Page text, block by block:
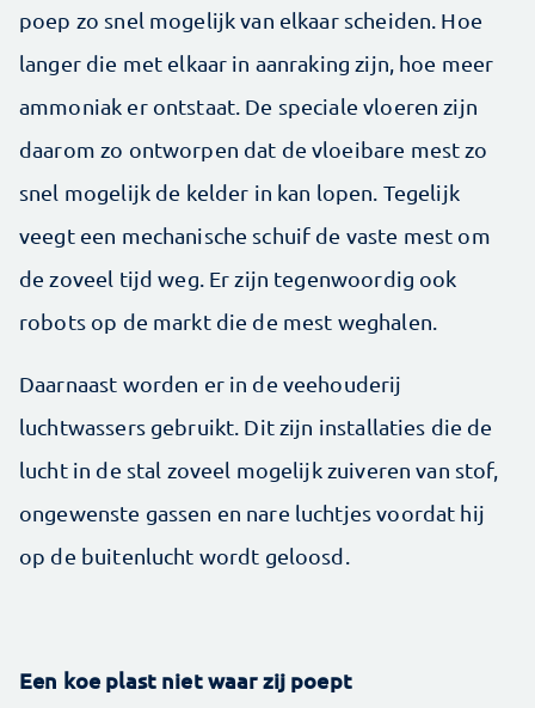
poep zo snel mogelijk van elkaar scheiden. Hoe
langer die met elkaar in aanraking zijn, hoe meer
ammoniak er ontstaat. De speciale vloeren zijn
daarom zo ontworpen dat de vloeibare mest zo
snel mogelijk de kelder in kan lopen. Tegelijk
veegt een mechanische schuif de vaste mest om
de zoveel tijd weg. Er zijn tegenwoordig ook
robots op de markt die de mest weghalen.
Daarnaast worden er in de veehouderij
luchtwassers gebruikt. Dit zijn installaties die de
lucht in de stal zoveel mogelijk zuiveren van stof,
ongewenste gassen en nare luchtjes voordat hij
op de buitenlucht wordt geloosd.
Een koe plast niet waar zij poept